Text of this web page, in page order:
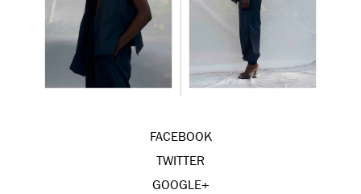
FACEBOOK
TWITTER
GOOGLE+